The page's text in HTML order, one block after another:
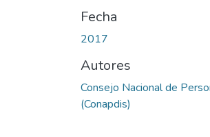
Fecha
2017
Autores
Consejo Nacional de
(Conapdis)